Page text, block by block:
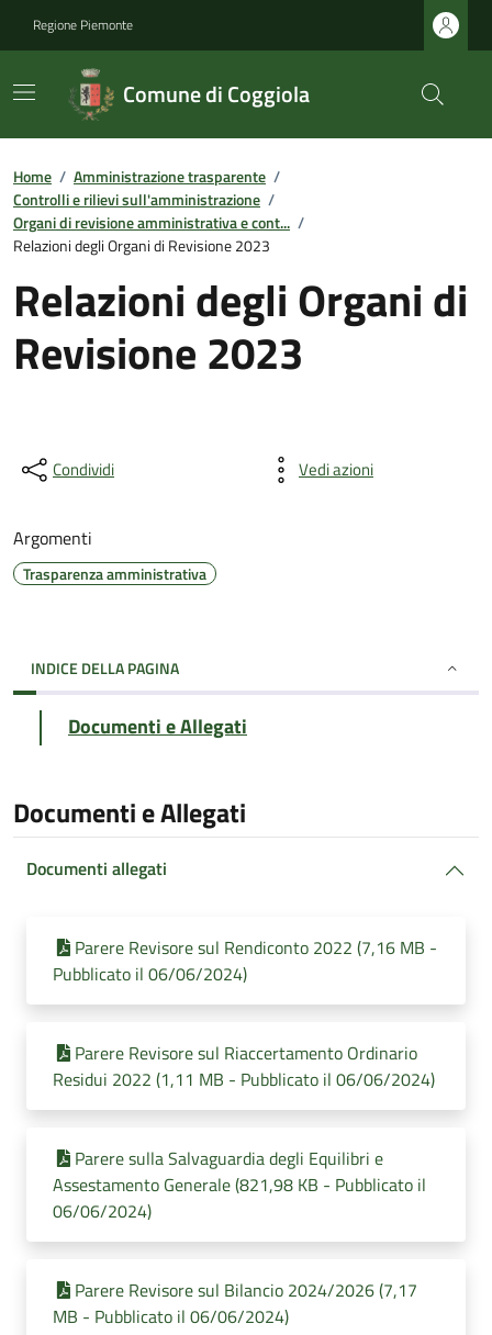
Regione Piemonte
Comune di Coggiola
Home / Amministrazione trasparente /
Controlli e rilievi sull'amministrazione /
Organi di revisione amministrativa e cont... /
Relazioni degli Organi di Revisione 2023
Relazioni degli Organi di
Revisione 2023
Condividi Vedi azioni
Argomenti
Trasparenza amministrativa
INDICE DELLA PAGINA
Documenti e Allegati
Documenti e Allegati
Documenti allegati
Parere Revisore sul Rendiconto 2022 (7,16 MB -
Pubblicato il 06/06/2024)
Parere Revisore sul Riaccertamento Ordinario
Residui 2022 (1,11 MB - Pubblicato il 06/06/2024)
Parere sulla Salvaguardia degli Equilibri e
Assestamento Generale (821,98 KB - Pubblicato il
06/06/2024)
Parere Revisore sul Bilancio 2024/2026 (7,17
MB - Pubblicato il 06/06/2024)